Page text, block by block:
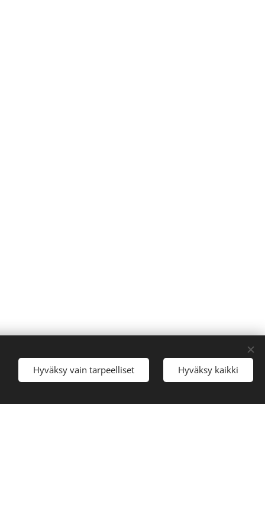
Evästeet
Kielet
Suomi Svenska English
Hyväksy vain tarpeelliset Hyväksy kaikki